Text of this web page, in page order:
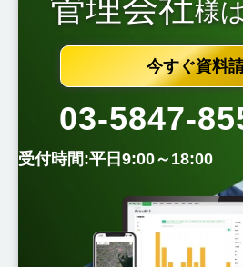
様は
今すぐ資料
03-5847-
受付時間:平日9:00～18:00